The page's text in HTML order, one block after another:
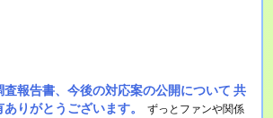
査報告書、今後の対応案の公開について 共
ありがとうございます。
ずっとファンや関係